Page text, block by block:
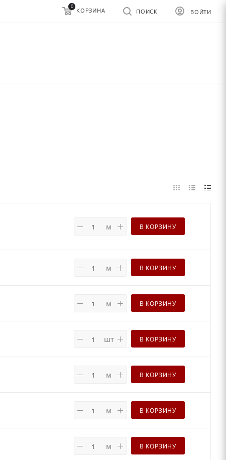
ВОЙТИ
ПОИСК
0
КОРЗИНА
м В КОРЗИНУ
м В КОРЗИНУ
м В КОРЗИНУ
шт В КОРЗИНУ
м В КОРЗИНУ
м В КОРЗИНУ
м В КОРЗИНУ